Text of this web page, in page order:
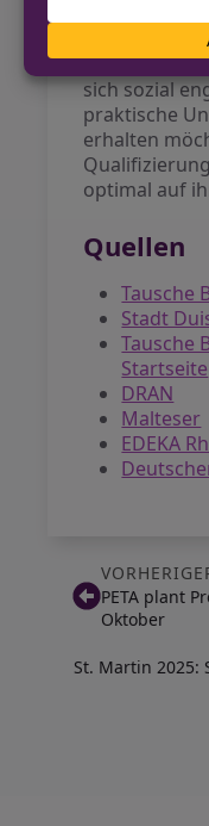
sich direkt
Tausche
Der Verein
sich sozial
praktische
erhalten
optimal auf
Quellen
Tausche
Stadt
Tausche
Startseite
DRAN
Malteser
EDEKA
PETA plant
Oktober
St. Martin 2025: